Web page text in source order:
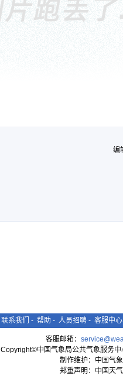
编
联系我们 - 帮助 - 人员招聘 - 客服中心
客服邮箱：
Copyright©中国气象局公共气象服务
制作维护：中国气
郑重声明：中国天